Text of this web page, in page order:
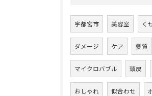
宇都宮市 美容室 く
ダメージ ケア 髪質
マイクロバブル 頭皮
おしゃれ 似合わせ